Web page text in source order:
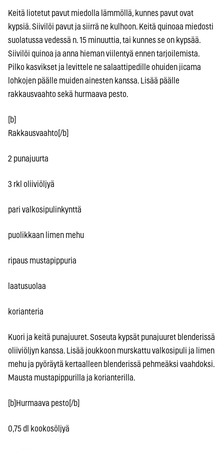
Keitä liotetut pavut miedolla lämmöllä, kunnes pavut ovat
kypsiä. Siivilöi pavut ja siirrä ne kulhoon. Keitä quinoaa miedosti
suolatussa vedessä n. 15 minuuttia, tai kunnes se on kypsää.
Siivilöi quinoa ja anna hieman viilentyä ennen tarjoilemista.
Pilko kasvikset ja levittele ne salaattipedille ohuiden jicama
lohkojen päälle muiden ainesten kanssa. Lisää päälle
rakkausvaahto sekä hurmaava pesto.
[b]
Rakkausvaahto[/b]
2 punajuurta
3 rkl oliiviöljyä
pari valkosipulinkynttä
puolikkaan limen mehu
ripaus mustapippuria
laatusuolaa
korianteria
Kuori ja keitä punajuuret. Soseuta kypsät punajuuret blenderissä
oliiviöljyn kanssa. Lisää joukkoon murskattu valkosipuli ja limen
mehu ja pyöräytä kertaalleen blenderissä pehmeäksi vaahdoksi.
Mausta mustapippurilla ja korianterilla.
[b]Hurmaava pesto[/b]
0,75 dl kookosöljyä